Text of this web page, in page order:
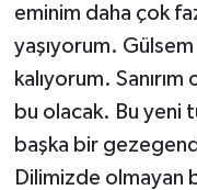
eminim daha çok
yaşıyorum. Gülsem
kalıyorum.
bu olacak. Bu yeni
başka bir
Dilimizde olmayan